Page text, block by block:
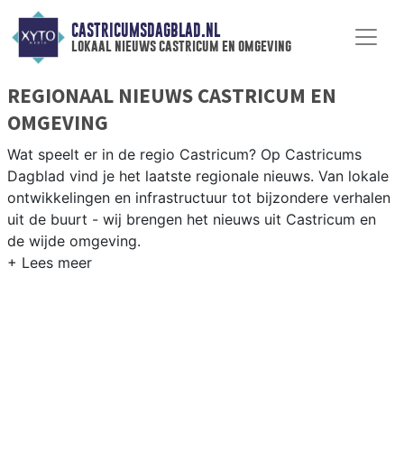
CASTRICUMSDAGBLAD.NL
lokaal nieuws castricum en omgeving
REGIONAAL NIEUWS CASTRICUM EN
OMGEVING
Wat speelt er in de regio Castricum? Op Castricums
Dagblad vind je het laatste regionale nieuws. Van lokale
ontwikkelingen en infrastructuur tot bijzondere verhalen
uit de buurt - wij brengen het nieuws uit Castricum en
de wijde omgeving.